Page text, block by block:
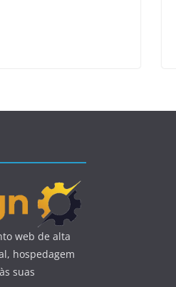
web de alta
hospedagem
suas